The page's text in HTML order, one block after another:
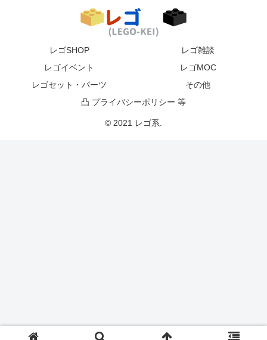
レゴSHOP
レゴ雑談
レゴイベント
レゴMOC
レゴセット・パーツ
その他
凸 プライバシーポリシー 等
© 2021 レゴ系.